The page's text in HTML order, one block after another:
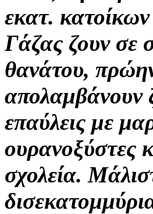
εκατ.
Γάζας ζουν σε
θανάτου,
απολαμβάνουν
επαύλεις με
ουρανοξύστες
σχολεία.